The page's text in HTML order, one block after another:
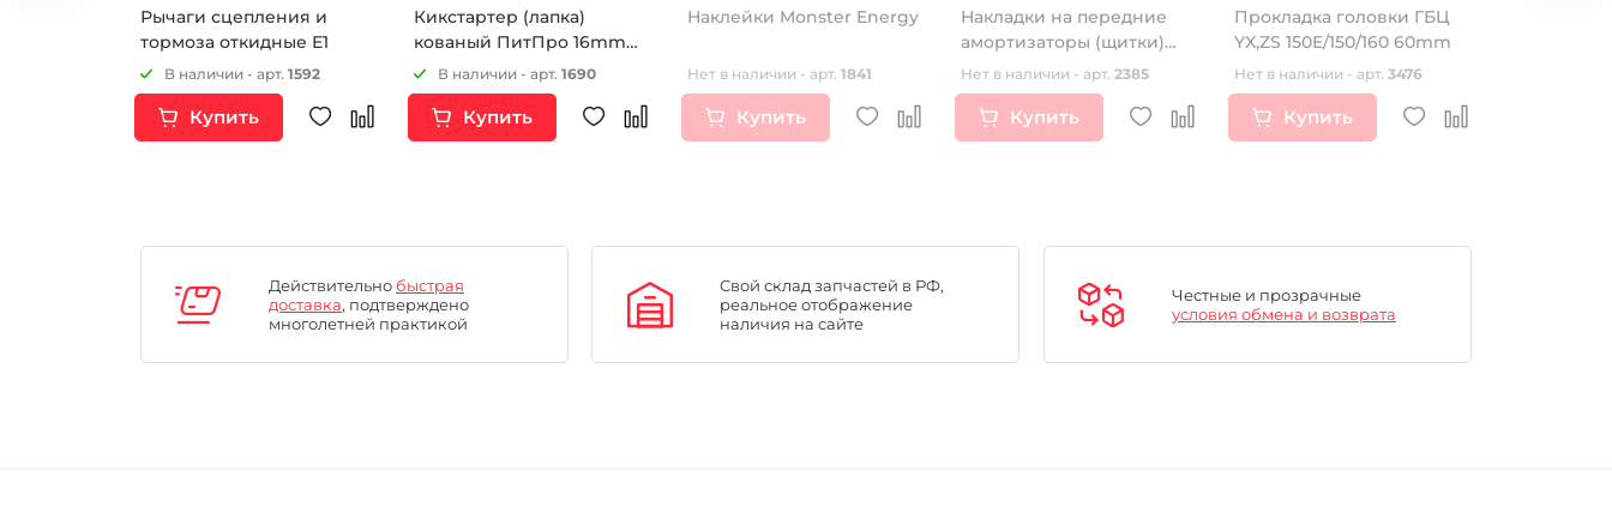
Рычаги сцепления и
тормоза откидные Е1
В наличии - арт. 1592
Купить
Кикстартер (лапка)
кованый ПитПро 16mm
черный
В наличии - арт. 1690
Купить
Наклейки Monster Energy
Нет в наличии - арт. 1841
Купить
Накладки на передние
амортизаторы (щитки)
тип 1 белые
Нет в наличии - арт. 2385
Купить
Прокладка головки ГБЦ
YX,ZS 150Е/150/160 60mm
Нет в наличии - арт. 3476
Купить
Действительно быстрая
доставка, подтверждено
многолетней практикой
Свой склад запчастей в РФ,
реальное отображение
наличия на сайте
Честные и прозрачные
условия обмена и возврата